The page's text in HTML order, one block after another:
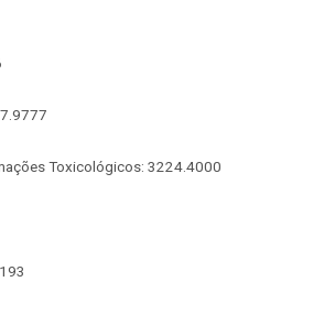
Toxicológicos: 3224.4000